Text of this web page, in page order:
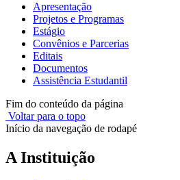
Apresentação
Projetos e Programas
Estágio
Convênios e Parcerias
Editais
Documentos
Assistência Estudantil
Fim do conteúdo da página
Voltar para o topo
Início da navegação de rodapé
A Instituição